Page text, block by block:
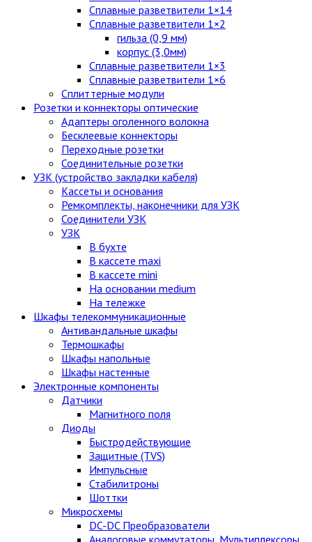
Сплавные разветвители 1×14
Сплавные разветвители 1×2
гильза (0,9 мм)
корпус (3,0мм)
Сплавные разветвители 1×3
Сплавные разветвители 1×6
Сплиттерные модули
Розетки и коннекторы оптические
Адаптеры оголенного волокна
Бесклеевые коннекторы
Переходные розетки
Соединительные розетки
УЗК (устройство закладки кабеля)
Кассеты и основания
Ремкомплекты, наконечники для УЗК
Соединители УЗК
УЗК
В бухте
В кассете maxi
В кассете mini
На основании medium
На тележке
Шкафы телекоммуникационные
Антивандальные шкафы
Термошкафы
Шкафы напольные
Шкафы настенные
Электронные компоненты
Датчики
Магнитного поля
Диоды
Быстродействующие
Защитные (TVS)
Импульсные
Стабилитроны
Шоттки
Микросхемы
DC-DC Преобразователи
Аналоговые коммутаторы, Мультиплексоры,